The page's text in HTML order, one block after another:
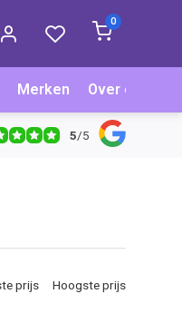
0
Merken Over ons
5/5
prijs Hoogste prijs